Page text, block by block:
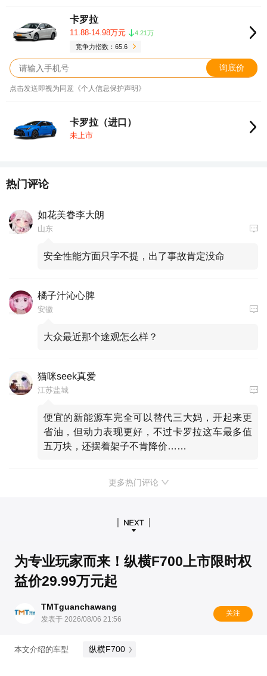
卡罗拉
11.88-14.98万元
4.21万
竞争力指数：65.6
询底价
点击发送即视为同意《个人信息保护声明》
卡罗拉（进口）
未上市
热门评论
如花美眷李大朗
山东
安全性能方面只字不提，出了事故肯定没命
橘子汁沁心脾
安徽
大众最近那个途观怎么样？
猫咪seek真爱
江苏盐城
便宜的新能源车完全可以替代三大妈，开起来更
省油，但动力表现更好，不过卡罗拉这车最多值
五万块，还摆着架子不肯降价……
更多热门评论
为专业玩家而来！纵横F700上市限时权
益价29.99万元起
TMTguanchawang
发表于 2026/08/06 21:56
关注
本文介绍的车型 纵横F700